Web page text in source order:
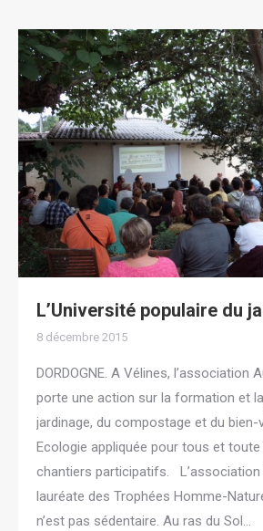
L’Université populaire du
8 décembre 2015
DORDOGNE. A Vélines, l’association
porte une action sur la formation et
jardinage, du compostage et du bien-
Ecologie appliquée pour tous et toute
chantiers participatifs. L’association
lauréate des Trophées Homme-
n’est pas sédentaire. Au ras du Sol…